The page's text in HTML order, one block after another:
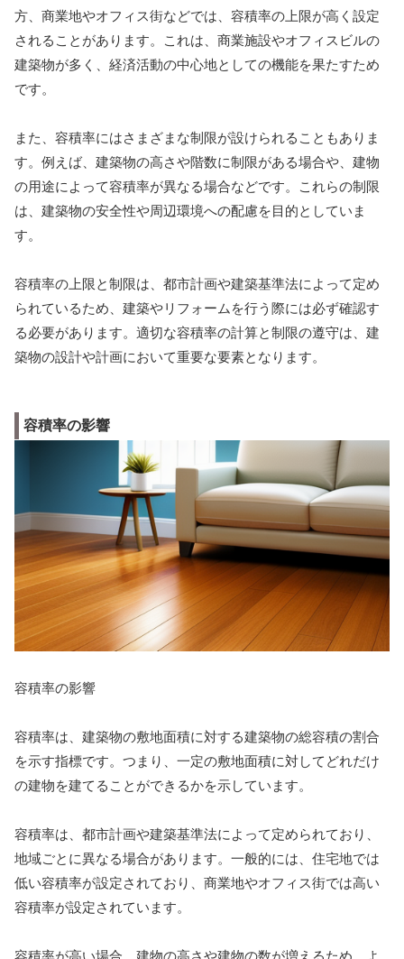
方、商業地やオフィス街などでは、容積率の上限が高く設定
されることがあります。これは、商業施設やオフィスビルの
建築物が多く、経済活動の中心地としての機能を果たすため
です。
また、容積率にはさまざまな制限が設けられることもありま
す。例えば、建築物の高さや階数に制限がある場合や、建物
の用途によって容積率が異なる場合などです。これらの制限
は、建築物の安全性や周辺環境への配慮を目的としていま
す。
容積率の上限と制限は、都市計画や建築基準法によって定め
られているため、建築やリフォームを行う際には必ず確認す
る必要があります。適切な容積率の計算と制限の遵守は、建
築物の設計や計画において重要な要素となります。
容積率の影響
容積率の影響
容積率は、建築物の敷地面積に対する建築物の総容積の割合
を示す指標です。つまり、一定の敷地面積に対してどれだけ
の建物を建てることができるかを示しています。
容積率は、都市計画や建築基準法によって定められており、
地域ごとに異なる場合があります。一般的には、住宅地では
低い容積率が設定されており、商業地やオフィス街では高い
容積率が設定されています。